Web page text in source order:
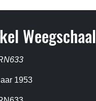
Weegschaal
1953